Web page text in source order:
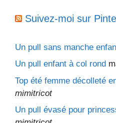
Suivez-moi sur
Un pull sans manche
Un pull enfant à col rond
Top été femme décolleté
mimitricot
Un pull évasé pour